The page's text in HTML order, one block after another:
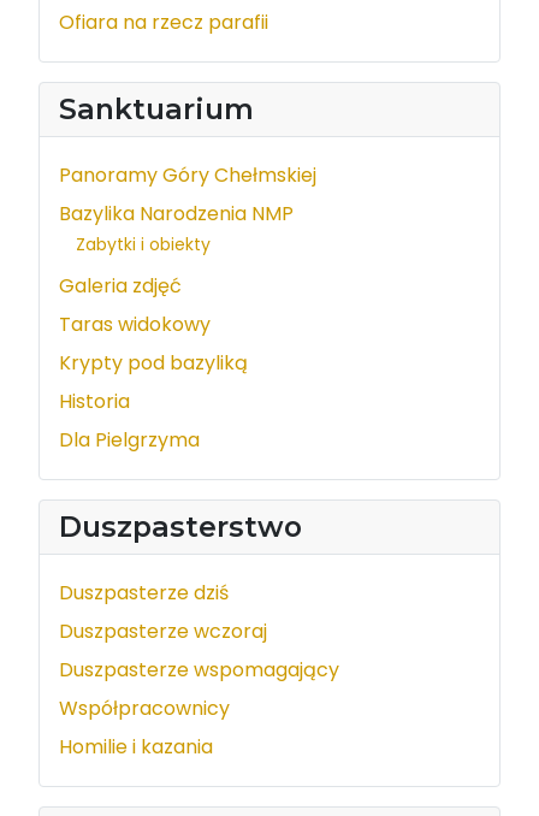
Ofiara na rzecz parafii
Sanktuarium
Panoramy Góry Chełmskiej
Bazylika Narodzenia NMP
Zabytki i obiekty
Galeria zdjęć
Taras widokowy
Krypty pod bazyliką
Historia
Dla Pielgrzyma
Duszpasterstwo
Duszpasterze dziś
Duszpasterze wczoraj
Duszpasterze wspomagający
Współpracownicy
Homilie i kazania